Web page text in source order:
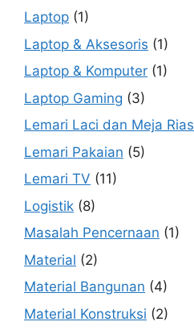
Laptop (1)
Laptop & Aksesoris (1)
Laptop & Komputer (1)
Laptop Gaming (3)
Lemari Laci dan Meja Rias
Lemari Pakaian (5)
Lemari TV (11)
Logistik (8)
Masalah Pencernaan (1)
Material (2)
Material Bangunan (4)
Material Konstruksi (2)